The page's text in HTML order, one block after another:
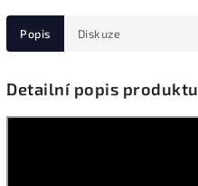
Popis Diskuze
Detailní popis produktu